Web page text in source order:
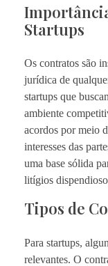
Startups
Os contratos são
jurídica de
startups que
ambiente
acordos por meio
interesses das
uma base sólida
litígios
Tipos de
Para startups,
relevantes. O